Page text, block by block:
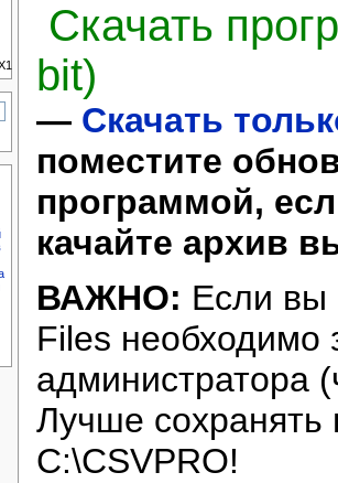
Скачать
bit)
— Скачать
поместите
программой,
качайте архив
ВАЖНО: Если вы
Files необходимо
администратора
Лучше сохранять
C:\CSVPRO!